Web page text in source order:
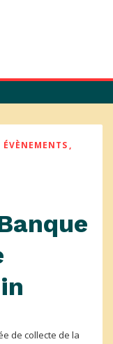
ÉVÈNEMENTS
de collecte de la